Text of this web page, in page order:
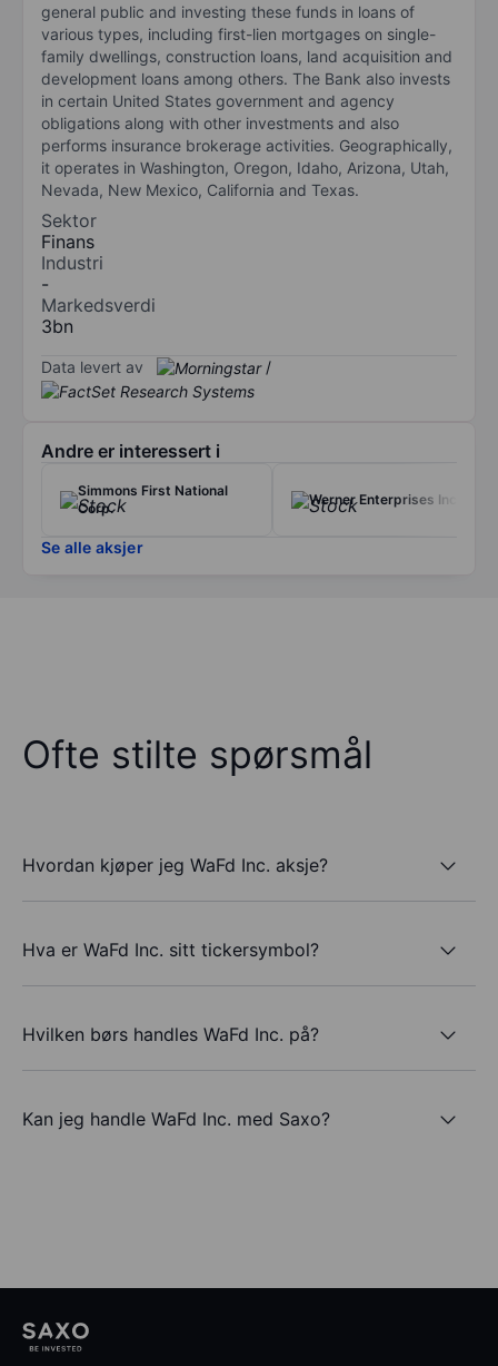
general public and investing these funds in loans of
various types, including first-lien mortgages on single-
family dwellings, construction loans, land acquisition and
development loans among others. The Bank also invests
in certain United States government and agency
obligations along with other investments and also
performs insurance brokerage activities. Geographically,
it operates in Washington, Oregon, Idaho, Arizona, Utah,
Nevada, New Mexico, California and Texas.
Sektor
Finans
Industri
-
Markedsverdi
3bn
Data levert av /
Andre er interessert i
Simmons First National
Corp.
Werner Enterprises Inc.
Se alle aksjer
Ofte stilte spørsmål
Hvordan kjøper jeg WaFd Inc. aksje?
Hva er WaFd Inc. sitt tickersymbol?
Hvilken børs handles WaFd Inc. på?
Kan jeg handle WaFd Inc. med Saxo?